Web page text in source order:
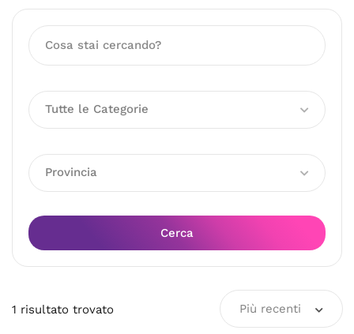
Tutte le Categorie
Provincia
Cerca
1 risultato trovato Più recenti